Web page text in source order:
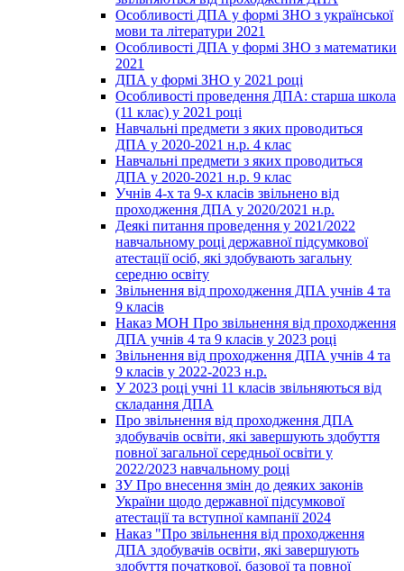
Особливості ДПА у формі ЗНО з української
мови та літератури 2021
Особливості ДПА у формі ЗНО з математики
2021
ДПА у формі ЗНО у 2021 році
Особливості проведення ДПА: старша школа
(11 клас) у 2021 році
Навчальні предмети з яких проводиться
ДПА у 2020-2021 н.р. 4 клас
Навчальні предмети з яких проводиться
ДПА у 2020-2021 н.р. 9 клас
Учнів 4-х та 9-х класів звільнено від
проходження ДПА у 2020/2021 н.р.
Деякі питання проведення у 2021/2022
навчальному році державної підсумкової
атестації осіб, які здобувають загальну
середню освіту
Звільнення від проходження ДПА учнів 4 та
9 класів
Наказ МОН Про звільнення від проходження
ДПА учнів 4 та 9 класів у 2023 році
Звільнення від проходження ДПА учнів 4 та
9 класів у 2022-2023 н.р.
У 2023 році учні 11 класів звільняються від
складання ДПА
Про звільнення від проходження ДПА
здобувачів освіти, які завершують здобуття
повної загальної середньої освіти у
2022/2023 навчальному році
ЗУ Про внесення змін до деяких законів
України щодо державної підсумкової
атестації та вступної кампанії 2024
Наказ "Про звільнення від проходження
ДПА здобувачів освіти, які завершують
здобуття початкової, базової та повної